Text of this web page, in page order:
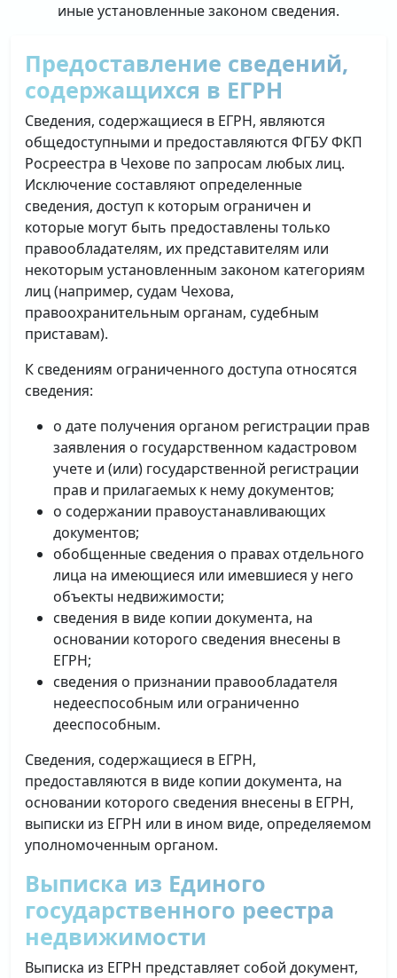
иные установленные законом сведения.
Предоставление сведений,
содержащихся в ЕГРН
Сведения, содержащиеся в ЕГРН, являются
общедоступными и предоставляются ФГБУ ФКП
Росреестра в Чехове по запросам любых лиц.
Исключение составляют определенные
сведения, доступ к которым ограничен и
которые могут быть предоставлены только
правообладателям, их представителям или
некоторым установленным законом категориям
лиц (например, судам Чехова,
правоохранительным органам, судебным
приставам).
К сведениям ограниченного доступа относятся
сведения:
о дате получения органом регистрации прав
заявления о государственном кадастровом
учете и (или) государственной регистрации
прав и прилагаемых к нему документов;
о содержании правоустанавливающих
документов;
обобщенные сведения о правах отдельного
лица на имеющиеся или имевшиеся у него
объекты недвижимости;
сведения в виде копии документа, на
основании которого сведения внесены в
ЕГРН;
сведения о признании правообладателя
недееспособным или ограниченно
дееспособным.
Сведения, содержащиеся в ЕГРН,
предоставляются в виде копии документа, на
основании которого сведения внесены в ЕГРН,
выписки из ЕГРН или в ином виде, определяемом
уполномоченным органом.
Выписка из Единого
государственного реестра
недвижимости
Выписка из ЕГРН представляет собой документ,